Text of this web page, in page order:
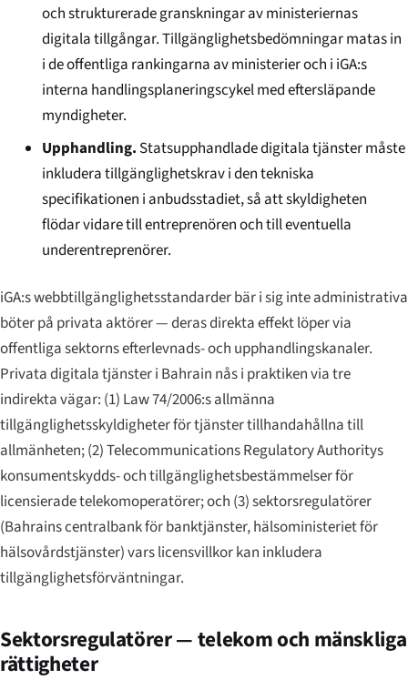
och strukturerade granskningar av ministeriernas
digitala tillgångar. Tillgänglighetsbedömningar matas in
i de offentliga rankingarna av ministerier och i iGA:s
interna handlingsplaneringscykel med eftersläpande
myndigheter.
Upphandling. Statsupphandlade digitala tjänster måste
inkludera tillgänglighetskrav i den tekniska
specifikationen i anbudsstadiet, så att skyldigheten
flödar vidare till entreprenören och till eventuella
underentreprenörer.
iGA:s webbtillgänglighetsstandarder bär i sig inte administrativa
böter på privata aktörer — deras direkta effekt löper via
offentliga sektorns efterlevnads- och upphandlingskanaler.
Privata digitala tjänster i Bahrain nås i praktiken via tre
indirekta vägar: (1) Law 74/2006:s allmänna
tillgänglighetsskyldigheter för tjänster tillhandahållna till
allmänheten; (2) Telecommunications Regulatory Authoritys
konsumentskydds- och tillgänglighetsbestämmelser för
licensierade telekomoperatörer; och (3) sektorsregulatörer
(Bahrains centralbank för banktjänster, hälsoministeriet för
hälsovårdstjänster) vars licensvillkor kan inkludera
tillgänglighetsförväntningar.
Sektorsregulatörer — telekom och mänskliga
rättigheter